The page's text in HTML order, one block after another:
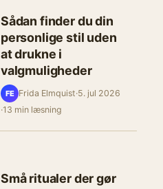
Sådan finder du din
personlige stil uden
at drukne i
valgmuligheder
FE Frida Elmquist·5. jul 2026
·13 min læsning
Små ritualer der gør